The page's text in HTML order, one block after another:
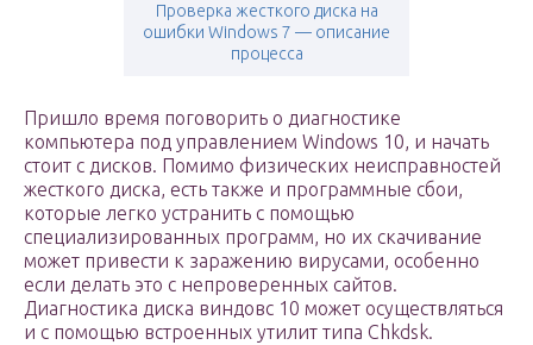
Проверка жесткого диска на
ошибки Windows 7 — описание
процесса
Пришло время поговорить о диагностике
компьютера под управлением Windows 10, и начать
стоит с дисков. Помимо физических неисправностей
жесткого диска, есть также и программные сбои,
которые легко устранить с помощью
специализированных программ, но их скачивание
может привести к заражению вирусами, особенно
если делать это с непроверенных сайтов.
Диагностика диска виндовс 10 может осуществляться
и с помощью встроенных утилит типа Chkdsk.